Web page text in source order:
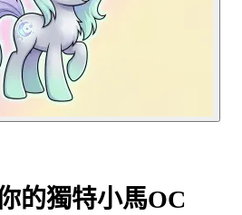
的獨特小馬OC